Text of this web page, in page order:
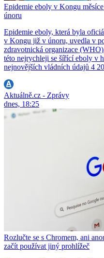
Epidemie eboly v Kongu
únoru
Epidemie eboly, která byla
v Kongu již v únoru, uvedla v
zdravotnická organizace
této nejrychleji se šířící eboly v
nejnovějších vládních údajů 4
Aktuálně.cz - Zprávy
dnes, 18:25
Rozlučte se s Chromem, ani
začít používat jiný prohlížeč